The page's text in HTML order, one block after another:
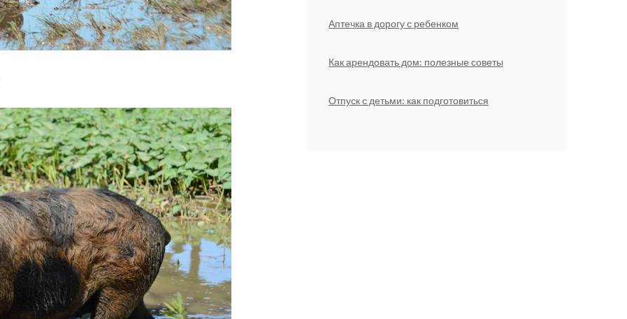
Аптечка в дорогу с ребенком
Как арендовать дом: полезные советы
Отпуск с детьми: как подготовиться